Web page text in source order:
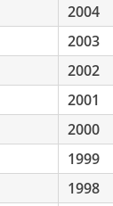
2004
2003
2002
2001
2000
1999
1998